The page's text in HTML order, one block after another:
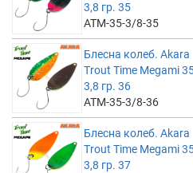
3,8 гр. 35
ATM-35-3/8-35
Блесна колеб. Akara
Trout Time Megami
3,8 гр. 36
ATM-35-3/8-36
Блесна колеб. Akara
Trout Time Megami
3,8 гр. 37